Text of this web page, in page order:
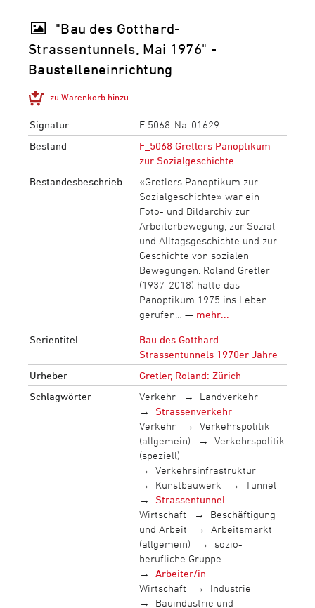
"Bau des Gotthard-
Strassentunnels, Mai 1976" -
Baustelleneinrichtung
zu Warenkorb hinzu
Signatur
F 5068-Na-01629
Bestand
F_5068 Gretlers Panoptikum
zur Sozialgeschichte
Bestandesbeschrieb
«Gretlers Panoptikum zur
Sozialgeschichte» war ein
Foto- und Bildarchiv zur
Arbeiterbewegung, zur Sozial-
und Alltagsgeschichte und zur
Geschichte von sozialen
Bewegungen. Roland Gretler
(1937-2018) hatte das
Panoptikum 1975 ins Leben
gerufen… — mehr...
Serientitel
Bau des Gotthard-
Strassentunnels 1970er Jahre
Urheber
Gretler, Roland: Zürich
Schlagwörter
Verkehr
Landverkehr
Strassenverkehr
Verkehr
Verkehrspolitik
(allgemein)
Verkehrspolitik
(speziell)
Verkehrsinfrastruktur
Kunstbauwerk
Tunnel
Strassentunnel
Wirtschaft
Beschäftigung
und Arbeit
Arbeitsmarkt
(allgemein)
sozio-
berufliche Gruppe
Arbeiter/in
Wirtschaft
Industrie
Bauindustrie und